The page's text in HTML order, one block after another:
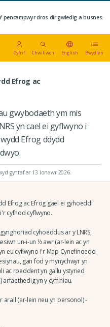
pencampwyr dros dir gwledig a busnes.
Cyfrif Chwiliwch English Bwydlen
Efrog ac
gwybodaeth ym mis
yn cael ei gyflwyno i
Efrog ddydd
gyntaf ar 13 Ionawr 2026.
Efrog ac Efrog gael ei gyhoeddi
cyfnod cyflwyno.
cyhoeddus ar y LNRS,
un-i-un ½ awr (ar-lein ac yn
eu cyflwyno i'r Map Cynefinoedd
gan fod y mynychwyr yn
ac roeddent yn gallu ystyried
yn y cyffiniau.
arall (ar-lein neu yn bersonol) -